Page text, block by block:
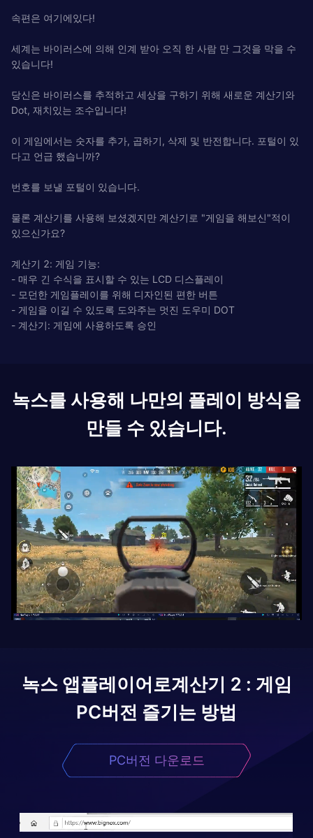
속편은 여기에있다!
세계는 바이러스에 의해 인계 받아 오직 한 사람 만 그것을 막을 수
있습니다!
당신은 바이러스를 추적하고 세상을 구하기 위해 새로운 계산기와
Dot, 재치있는 조수입니다!
이 게임에서는 숫자를 추가, 곱하기, 삭제 및 반전합니다. 포털이 있
다고 언급 했습니까?
번호를 보낼 포털이 있습니다.
물론 계산기를 사용해 보셨겠지만 계산기로 "게임을 해보신"적이
있으신가요?
계산기 2: 게임 기능:
- 매우 긴 수식을 표시할 수 있는 LCD 디스플레이
- 모던한 게임플레이를 위해 디자인된 편한 버튼
- 게임을 이길 수 있도록 도와주는 멋진 도우미 DOT
- 계산기: 게임에 사용하도록 승인
녹스를 사용해 나만의 플레이 방식을
만들 수 있습니다.
녹스 앱플레이어로계산기 2 : 게임
PC버전 즐기는 방법
PC버전 다운로드